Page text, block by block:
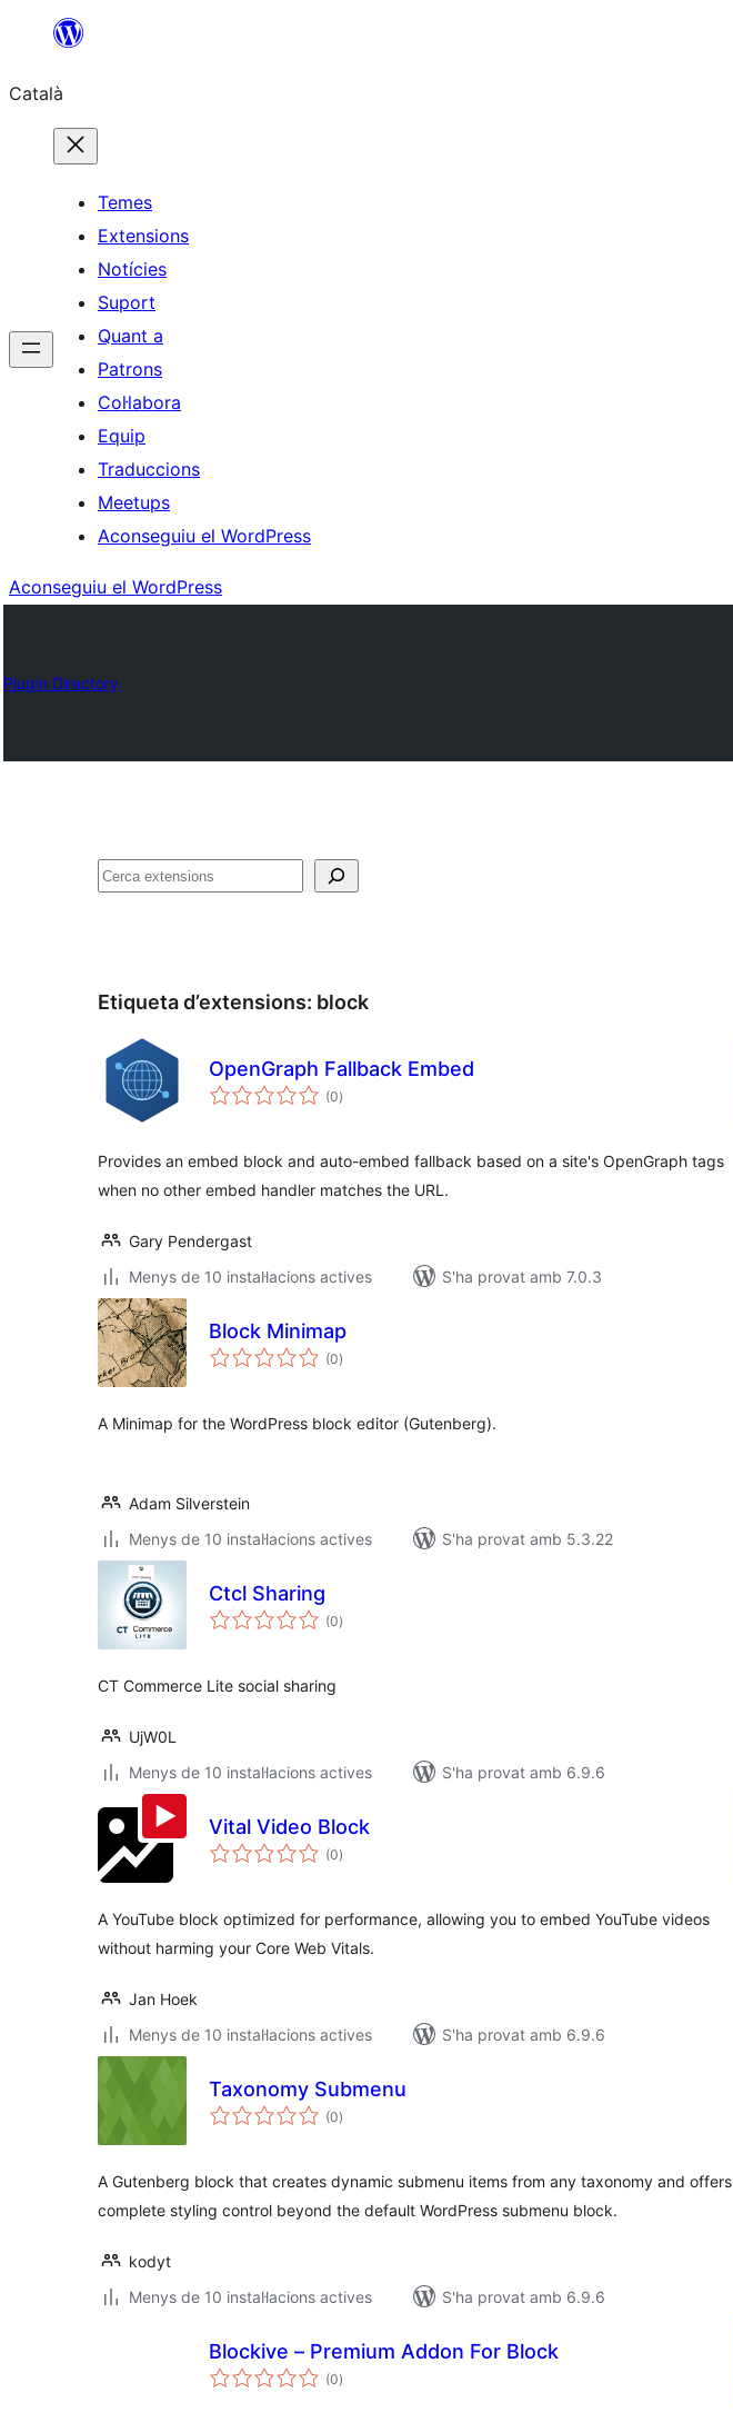
contingut
Català
Temes
Extensions
Notícies
Suport
Quant a
Patrons
Col·labora
Equip
Traduccions
Meetups
Aconseguiu el WordPress
Aconseguiu el WordPress
Plugin Directory
Cerca
Etiqueta d’extensions: block
OpenGraph Fallback Embed
(0puntuacions
totals
)
Provides an embed block and auto-embed fallback based on a site's OpenGraph tags
when no other embed handler matches the URL.
Gary Pendergast
Menys de 10 instal·lacions actives
S'ha provat amb 7.0.3
Block Minimap
(0puntuacions
totals
)
A Minimap for the WordPress block editor (Gutenberg).
Adam Silverstein
Menys de 10 instal·lacions actives
S'ha provat amb 5.3.22
Ctcl Sharing
(0puntuacions
totals
)
CT Commerce Lite social sharing
UjW0L
Menys de 10 instal·lacions actives
S'ha provat amb 6.9.6
Vital Video Block
(0puntuacions
totals
)
A YouTube block optimized for performance, allowing you to embed YouTube videos
without harming your Core Web Vitals.
Jan Hoek
Menys de 10 instal·lacions actives
S'ha provat amb 6.9.6
Taxonomy Submenu
(0puntuacions
totals
)
A Gutenberg block that creates dynamic submenu items from any taxonomy and offers
complete styling control beyond the default WordPress submenu block.
kodyt
Menys de 10 instal·lacions actives
S'ha provat amb 6.9.6
Blockive – Premium Addon For Block
(0puntuacions
totals
)